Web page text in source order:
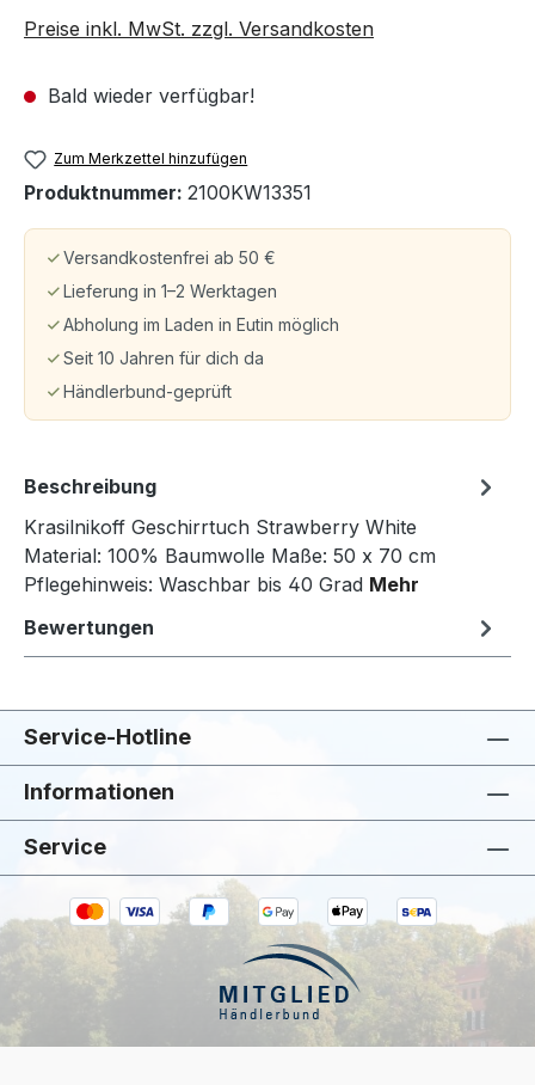
Preise inkl. MwSt. zzgl. Versandkosten
Bald wieder verfügbar!
Zum Merkzettel hinzufügen
Produktnummer: 2100KW13351
Versandkostenfrei ab 50 €
Lieferung in 1–2 Werktagen
Abholung im Laden in Eutin möglich
Seit 10 Jahren für dich da
Händlerbund-geprüft
Beschreibung
Krasilnikoff Geschirrtuch Strawberry White
Material: 100% Baumwolle Maße: 50 x 70 cm
Pflegehinweis: Waschbar bis 40 Grad Mehr
Bewertungen
Service-Hotline
Informationen
Service